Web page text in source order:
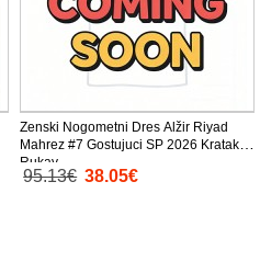
Zenski Nogometni Dres Alžir Riyad
Mahrez #7 Gostujuci SP 2026 Kratak
Rukav
95.13€ 38.05€